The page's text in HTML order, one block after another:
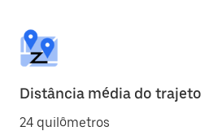
Distância média do trajeto
24 quilômetros